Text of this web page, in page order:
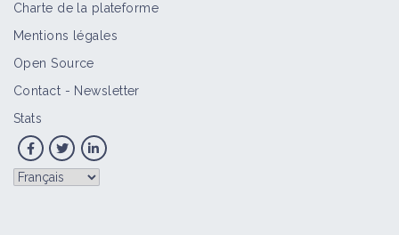
Charte de la plateforme
Mentions légales
Open Source
Contact - Newsletter
Stats